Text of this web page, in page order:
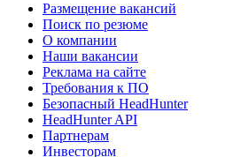
Размещение вакансий
Поиск по резюме
О компании
Наши вакансии
Реклама на сайте
Требования к ПО
Безопасный HeadHunter
HeadHunter API
Партнерам
Инвесторам